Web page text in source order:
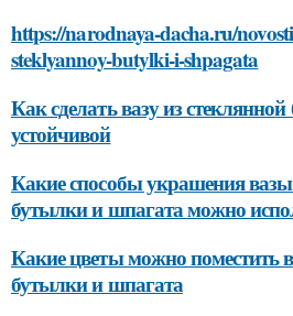
https://narodnaya-dacha.ru/
steklyannoy-butylki-i-shpagata
Как сделать вазу из
устойчивой
Какие способы украшения
бутылки и шпагата можно
Какие цветы можно поместить
бутылки и шпагата